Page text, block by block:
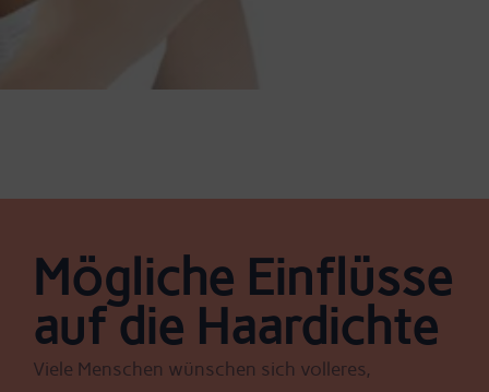
Mögliche Einflüsse
auf die Haardichte
Viele Menschen wünschen sich volleres,